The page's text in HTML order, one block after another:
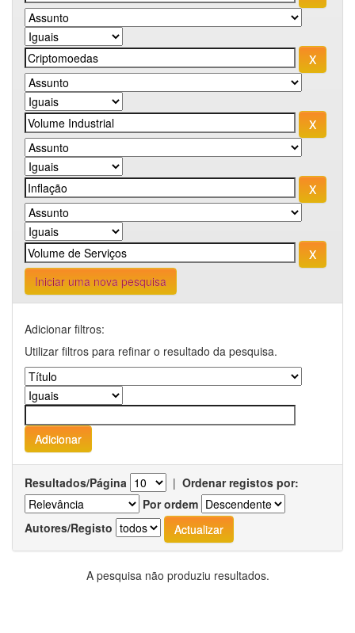
Iniciar uma nova pesquisa
Adicionar filtros:
Utilizar filtros para refinar o resultado da pesquisa.
Resultados/Página | Ordenar registos por:
Por ordem
Autores/Registo
A pesquisa não produziu resultados.